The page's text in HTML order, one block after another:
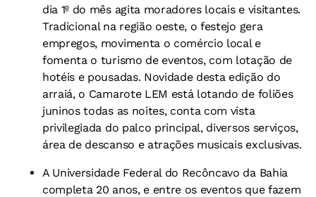
dia 1º do mês agita moradores locais e visitantes.
Tradicional na região oeste, o festejo gera
empregos, movimenta o comércio local e
fomenta o turismo de eventos, com lotação de
hotéis e pousadas. Novidade desta edição do
arraiá, o Camarote LEM está lotando de foliões
juninos todas as noites, conta com vista
privilegiada do palco principal, diversos serviços,
área de descanso e atrações musicais exclusivas.
A Universidade Federal do Recôncavo da Bahia
completa 20 anos, e entre os eventos que fazem